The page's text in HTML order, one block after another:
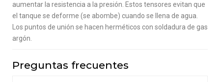
aumentar la resistencia a la presión. Estos tensores evitan que
el tanque se deforme (se abombe) cuando se llena de agua.
Los puntos de unión se hacen herméticos con soldadura de gas
argón.
Preguntas frecuentes